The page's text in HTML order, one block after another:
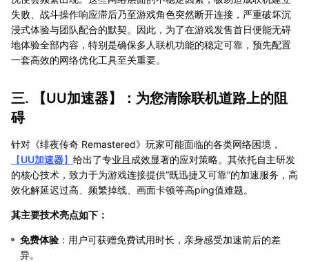
失败、战斗操作响应滞后乃至游戏角色突然断开连接，严重破坏沉
浸式体验与团队配合的默契。因此，为了在游戏发售首日便能无碍
地体验全部内容，特别是确保多人联机功能的稳定可靠，预先配置
一套高效的网络优化工具至关重要。
三. 【UU加速器】：为您清除联机道路上的阻
碍
针对《绯夜传奇 Remastered》玩家可能面临的各类网络困境，
【UU加速器】 给出了专业且成效显著的应对策略。其依托自主研发
的核心技术，致力于为游戏连接提供“既迅捷又可靠”的加速服务，高
效化解延迟过高、频繁掉线、画面卡顿等高ping值难题。
其主要技术亮点如下：
免费体验 ：用户可获赠免费试用时长，亲身感受加速前后的差
异。